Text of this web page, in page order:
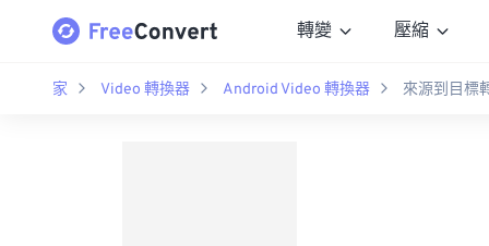
轉變 壓縮
家 Video 轉換器 Android Video 轉換器 來源到目標